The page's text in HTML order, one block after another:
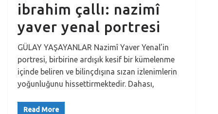
ibrahim çallı: nazimî
yaver yenal portresi
GÜLAY YAŞAYANLAR Nazimî Yaver Yenal’in
portresi, birbirine ardışık kesif bir kümelenme
içinde beliren ve bilinçdışına sızan izlenimlerin
yoğunluğunu hissettirmektedir. Dahası,
Read More